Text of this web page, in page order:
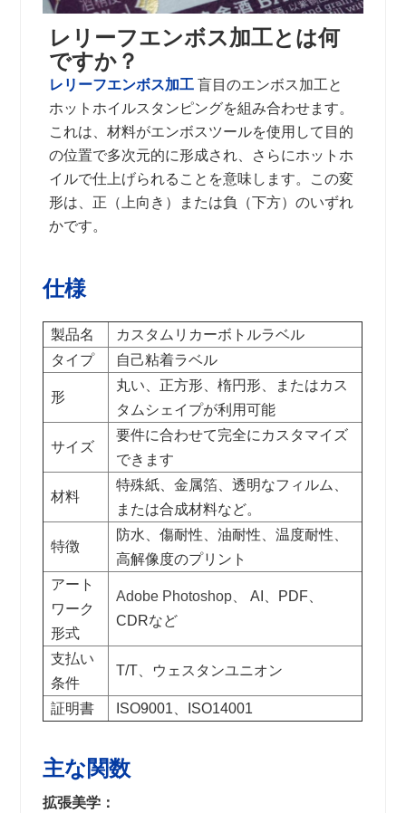
レリーフエンボス加工とは何
ですか？
レリーフエンボス加工 盲目のエンボス加工と
ホットホイルスタンピングを組み合わせます。
これは、材料がエンボスツールを使用して目的
の位置で多次元的に形成され、さらにホットホ
イルで仕上げられることを意味します。この変
形は、正（上向き）または負（下方）のいずれ
かです。
仕様
製品名
カスタムリカーボトルラベル
タイプ
自己粘着ラベル
形
丸い、正方形、楕円形、またはカス
タムシェイプが利用可能
サイズ
要件に合わせて完全にカスタマイズ
できます
材料
特殊紙、金属箔、透明なフィルム、
または合成材料など。
特徴
防水、傷耐性、油耐性、温度耐性、
高解像度のプリント
アート
ワーク
形式
Adobe Photoshop、AI、PDF、
CDRなど
支払い
条件
T/T、ウェスタンユニオン
証明書 ISO9001、ISO14001
主な関数
拡張美学：